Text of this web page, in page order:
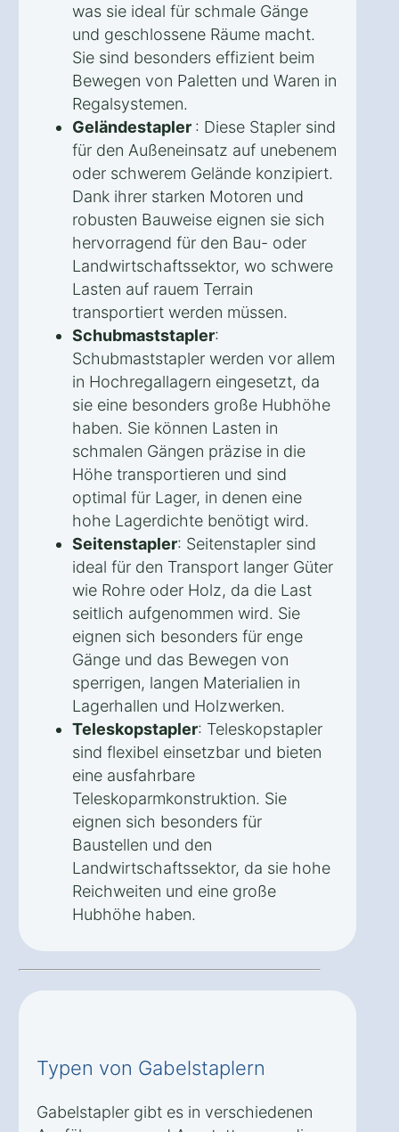
was sie ideal für schmale Gänge
und geschlossene Räume macht.
Sie sind besonders effizient beim
Bewegen von Paletten und Waren in
Regalsystemen.
Geländestapler : Diese Stapler sind
für den Außeneinsatz auf unebenem
oder schwerem Gelände konzipiert.
Dank ihrer starken Motoren und
robusten Bauweise eignen sie sich
hervorragend für den Bau- oder
Landwirtschaftssektor, wo schwere
Lasten auf rauem Terrain
transportiert werden müssen.
Schubmaststapler:
Schubmaststapler werden vor allem
in Hochregallagern eingesetzt, da
sie eine besonders große Hubhöhe
haben. Sie können Lasten in
schmalen Gängen präzise in die
Höhe transportieren und sind
optimal für Lager, in denen eine
hohe Lagerdichte benötigt wird.
Seitenstapler: Seitenstapler sind
ideal für den Transport langer Güter
wie Rohre oder Holz, da die Last
seitlich aufgenommen wird. Sie
eignen sich besonders für enge
Gänge und das Bewegen von
sperrigen, langen Materialien in
Lagerhallen und Holzwerken.
Teleskopstapler: Teleskopstapler
sind flexibel einsetzbar und bieten
eine ausfahrbare
Teleskoparmkonstruktion. Sie
eignen sich besonders für
Baustellen und den
Landwirtschaftssektor, da sie hohe
Reichweiten und eine große
Hubhöhe haben.
Typen von Gabelstaplern
Gabelstapler gibt es in verschiedenen